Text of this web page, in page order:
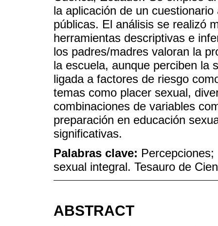
la aplicación de un
públicas. El análisis se realizó
herramientas descriptivas e
los padres/madres valoran la
la escuela, aunque perciben la
ligada a factores de riesgo
temas como placer sexual,
combinaciones de variables
preparación en educación
significativas.
Palabras clave:
sexual integral. Tesauro de
ABSTRACT